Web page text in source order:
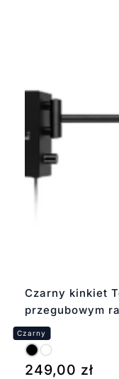
Czarny kinkiet
przegubowym
249,00 zł